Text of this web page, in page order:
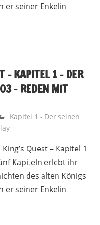
er seiner Enkelin
– KAPITEL 1 – DER
– REDEN MIT
Kapitel 1 - Der seinen
Quest – Kapitel 1
Kapiteln erlebt ihr
des alten Königs
er seiner Enkelin